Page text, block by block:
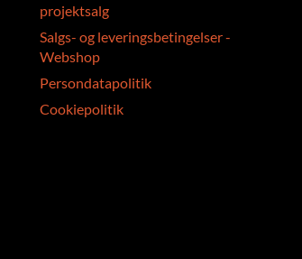
projektsalg
Salgs- og leveringsbetingelser -
Webshop
Persondatapolitik
Cookiepolitik